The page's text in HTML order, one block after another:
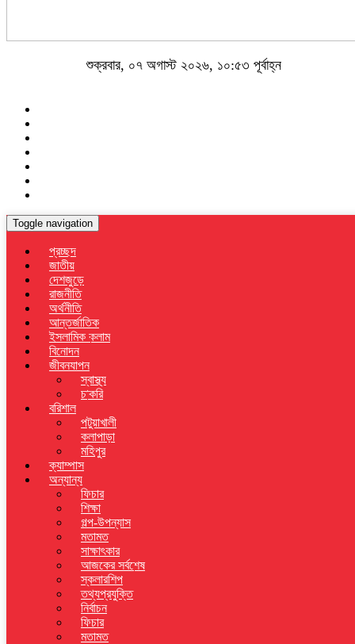
শুক্রবার, ০৭ অগাস্ট ২০২৬, ১০:৫৩ পূর্বাহ্ন
Toggle navigation
প্রচ্ছদ
জাতীয়
দেশজুড়ে
রাজনীতি
অর্থনীতি
আন্তর্জাতিক
ইসলামিক কলাম
বিনোদন
জীবনযাপন
স্বাস্থ্য
চাকরি
বরিশাল
পটুয়াখালী
কলাপাড়া
মহিপুর
ক্যাম্পাস
অন্যান্য
ফিচার
শিক্ষা
গল্প-উপন্যাস
মতামত
সাক্ষাৎকার
আজকের সর্বশেষ
স্কলারশিপ
তথ্যপ্রযুক্তি
নির্বাচন
ফিচার
মতামত